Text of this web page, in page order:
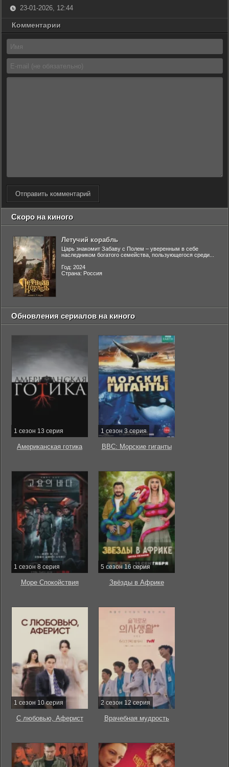
23-01-2026, 12:44
Комментарии
Отправить комментарий
Скоро на киного
Летучий корабль
Царь знакомит Забаву с Полем – уверенным в себе
наследником богатого семейства, пользующегося среди...
Год: 2024
Страна: Россия
Обновления сериалов на киного
1 сезон 13 серия
Американская готика
1 сезон 3 серия
BBC: Морские гиганты
1 сезон 8 серия
Море Спокойствия
5 сезон 16 серия
Звёзды в Африке
1 сезон 10 серия
С любовью, Аферист
2 сезон 12 серия
Врачебная мудрость